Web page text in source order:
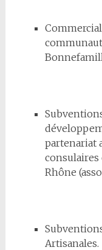
partenariat
consulaires
Rhône
Artisanales.